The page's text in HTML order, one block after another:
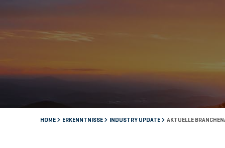
HOME ERKENNTNISSE INDUSTRY UPDATE AKTUELLE